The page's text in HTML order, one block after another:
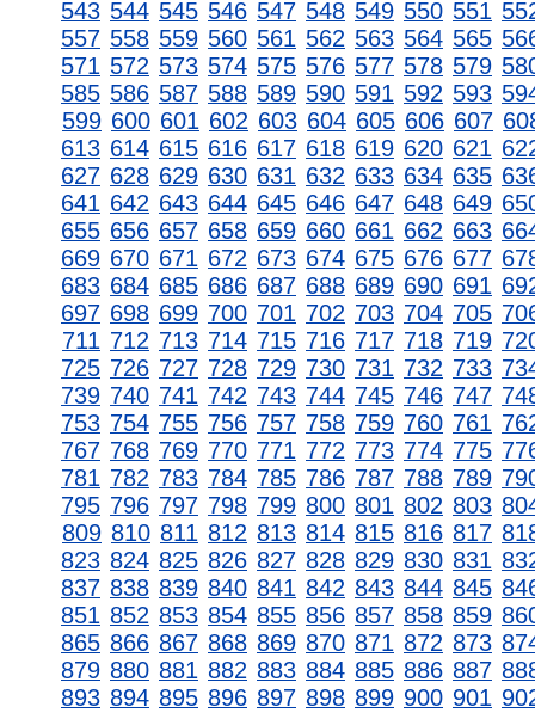
543 544 545 546 547 548 549 550 551
557 558 559 560 561 562 563 564 565
571 572 573 574 575 576 577 578 579
585 586 587 588 589 590 591 592 593
599 600 601 602 603 604 605 606 607
613 614 615 616 617 618 619 620 621
627 628 629 630 631 632 633 634 635
641 642 643 644 645 646 647 648 649
655 656 657 658 659 660 661 662 663
669 670 671 672 673 674 675 676 677
683 684 685 686 687 688 689 690 691
697 698 699 700 701 702 703 704 705
711 712 713 714 715 716 717 718 719
725 726 727 728 729 730 731 732 733
739 740 741 742 743 744 745 746 747
753 754 755 756 757 758 759 760 761
767 768 769 770 771 772 773 774 775
781 782 783 784 785 786 787 788 789
795 796 797 798 799 800 801 802 803
809 810 811 812 813 814 815 816 817
823 824 825 826 827 828 829 830 831
837 838 839 840 841 842 843 844 845
851 852 853 854 855 856 857 858 859
865 866 867 868 869 870 871 872 873
879 880 881 882 883 884 885 886 887
893 894 895 896 897 898 899 900 901